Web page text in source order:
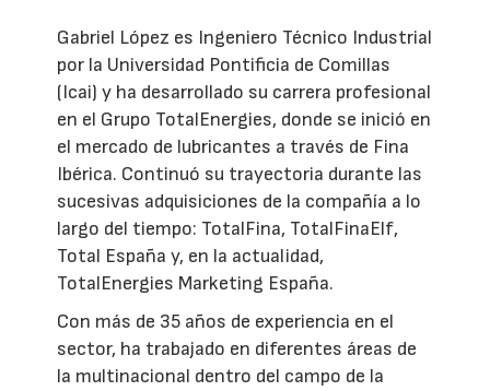
Gabriel López es Ingeniero Técnico Industrial
por la Universidad Pontificia de Comillas
(Icai) y ha desarrollado su carrera profesional
en el Grupo TotalEnergies, donde se inició en
el mercado de lubricantes a través de Fina
Ibérica. Continuó su trayectoria durante las
sucesivas adquisiciones de la compañía a lo
largo del tiempo: TotalFina, TotalFinaElf,
Total España y, en la actualidad,
TotalEnergies Marketing España.
Con más de 35 años de experiencia en el
sector, ha trabajado en diferentes áreas de
la multinacional dentro del campo de la